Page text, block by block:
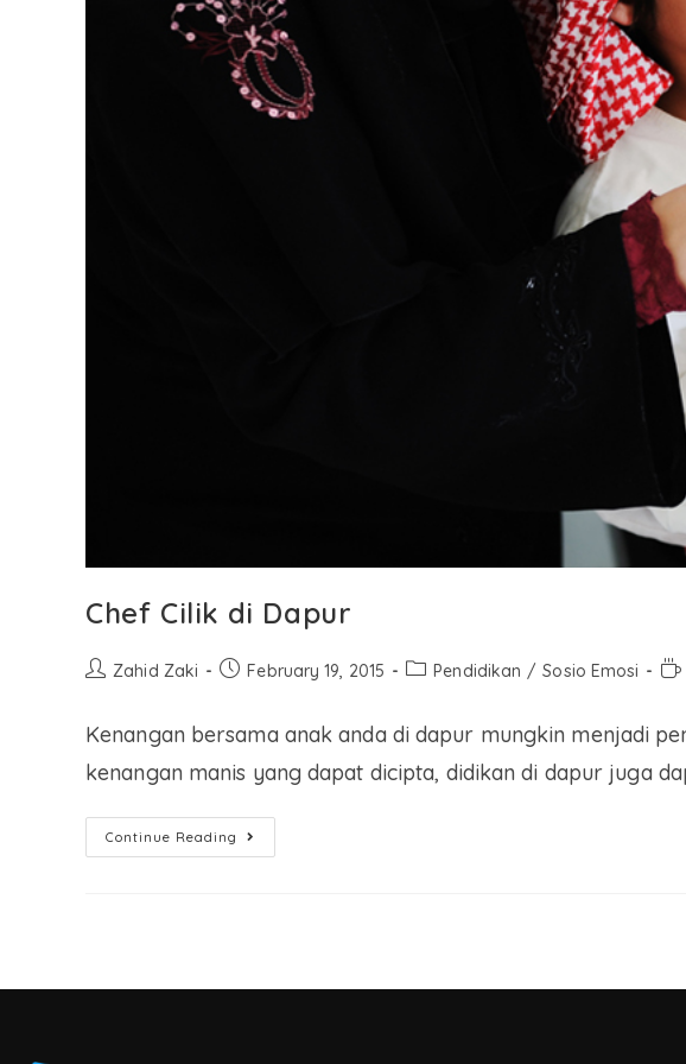
Chef Cilik di Dapur
Zahid Zaki February 19, 2015 Pendidikan / Sosio Emosi
Kenangan bersama anak anda di dapur mungkin menjadi
kenangan manis yang dapat dicipta, didikan di dapur juga
Continue Reading